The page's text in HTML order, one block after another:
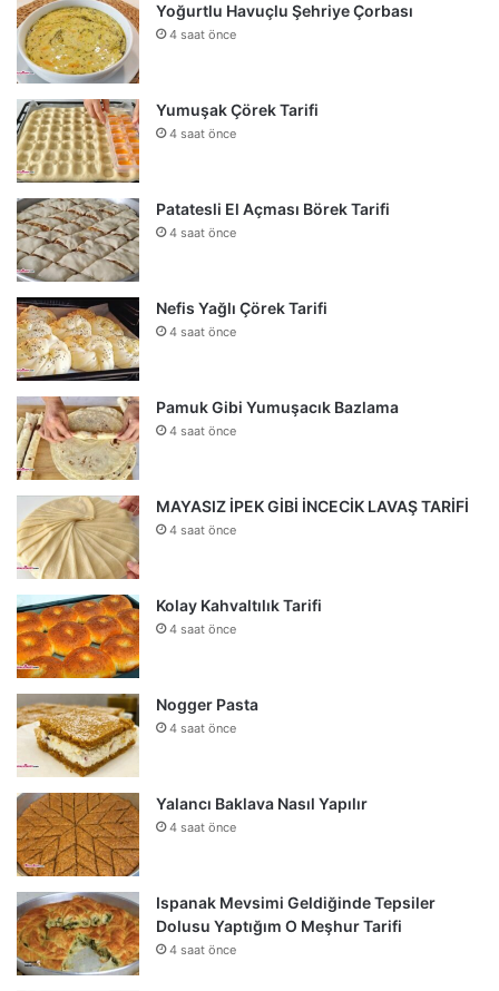
Yoğurtlu Havuçlu Şehriye Çorbası
4 saat önce
Yumuşak Çörek Tarifi
4 saat önce
Patatesli El Açması Börek Tarifi
4 saat önce
Nefis Yağlı Çörek Tarifi
4 saat önce
Pamuk Gibi Yumuşacık Bazlama
4 saat önce
MAYASIZ İPEK GİBİ İNCECİK LAVAŞ TARİFİ
4 saat önce
Kolay Kahvaltılık Tarifi
4 saat önce
Nogger Pasta
4 saat önce
Yalancı Baklava Nasıl Yapılır
4 saat önce
Ispanak Mevsimi Geldiğinde Tepsiler
Dolusu Yaptığım O Meşhur Tarifi
4 saat önce